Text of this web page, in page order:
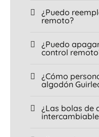
¿Puedo
remoto?
¿Puedo
control
¿Cómo
algodón
¿Las bolas de